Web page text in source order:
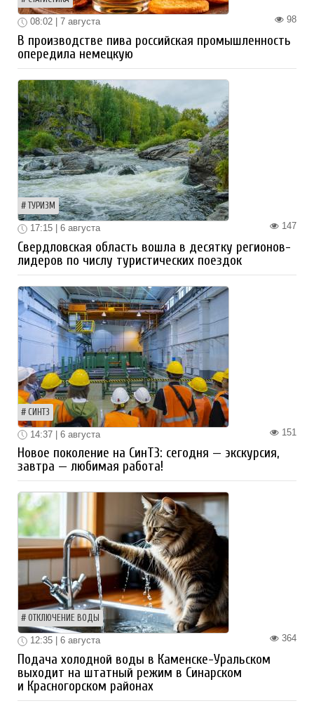
98
08:02 | 7 августа
В производстве пива российская промышленность
опередила немецкую
ТУРИЗМ
147
17:15 | 6 августа
Свердловская область вошла в десятку регионов-
лидеров по числу туристических поездок
СИНТЗ
151
14:37 | 6 августа
Новое поколение на СинТЗ: сегодня — экскурсия,
завтра — любимая работа!
ОТКЛЮЧЕНИЕ ВОДЫ
364
12:35 | 6 августа
Подача холодной воды в Каменске-Уральском
выходит на штатный режим в Синарском
и Красногорском районах